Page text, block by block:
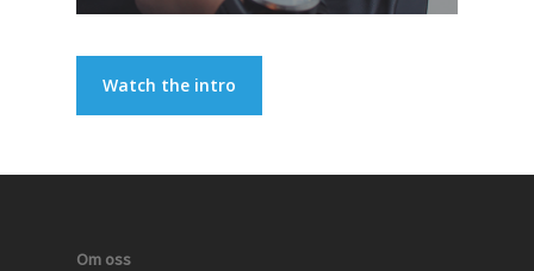
Watch the intro
Om oss